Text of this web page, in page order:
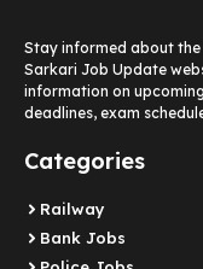
Stay informed about
Sarkari Job Update
information on
deadlines, exam
Categories
Railway
Bank Jobs